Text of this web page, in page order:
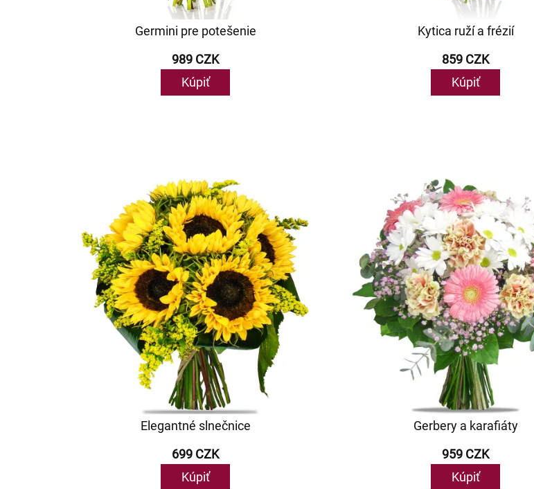
Germini pre potešenie
989 CZK
Kúpiť
Kytica ruží a frézií
859 CZK
Kúpiť
Elegantné slnečnice
699 CZK
Kúpiť
Gerbery a karafiáty
959 CZK
Kúpiť